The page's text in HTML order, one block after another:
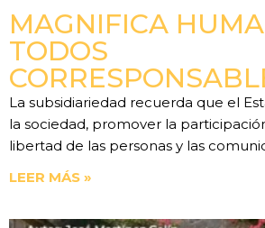
MAGNIFICA
TODOS
La subsidiariedad recuerda que el
la sociedad, promover la
libertad de las personas y las
LEER MÁS »